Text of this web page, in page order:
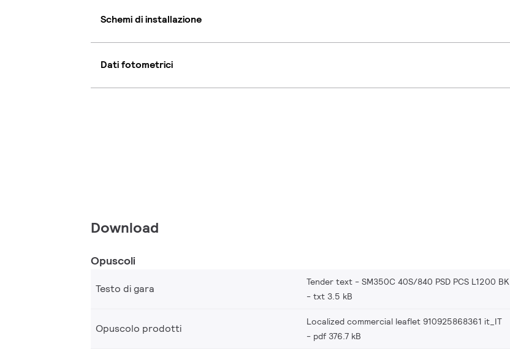
Schemi di installazione
Dati fotometrici
Download
Opuscoli
Testo di gara
Tender text - SM350C 40S/840 PSD PCS L1200 BK
txt 3.5 kB
Opuscolo prodotti
Localized commercial leaflet 910925868361 it_IT
pdf 376.7 kB